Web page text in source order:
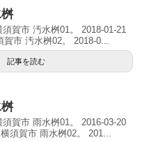
賀市 汚水桝01。 2018-01-21
賀市 汚水桝02。 2018-0...
記事を読む
賀市 雨水桝01。 2016-03-20
須賀市 雨水桝02。 201...